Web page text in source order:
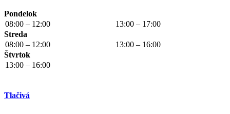
Pondelok
08:00 – 12:00
13:00 – 17:00
Streda
08:00 – 12:00
13:00 – 16:00
Štvrtok
13:00 – 16:00
Tlačivá